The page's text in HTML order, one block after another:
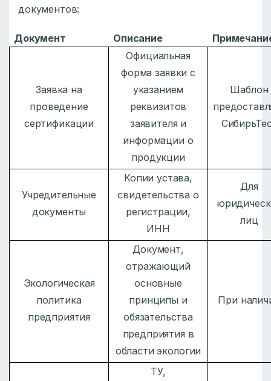
документов:
Документ Описание
Заявка на
проведение
сертификации
Официальная
форма заявки с
указанием
реквизитов
заявителя и
информации о
продукции
Шаблон
Учредительные
документы
Копии устава,
свидетельства о
регистрации,
ИНН
Для
лиц
Экологическая
политика
предприятия
Документ,
отражающий
основные
принципы и
обязательства
предприятия в
области экологии
При
ТУ,